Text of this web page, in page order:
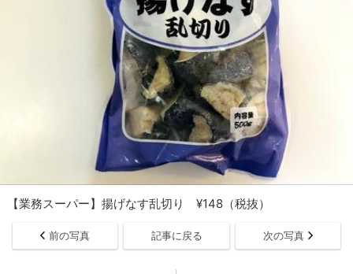
【業務スーパー】揚げなす乱切り ¥148（税抜）
前の写真 記事に戻る 次の写真